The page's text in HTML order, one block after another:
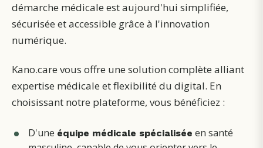
démarche médicale est aujourd'hui simplifiée,
sécurisée et accessible grâce à l'innovation
numérique.
Kano.care vous offre une solution complète alliant
expertise médicale et flexibilité du digital. En
choisissant notre plateforme, vous bénéficiez :
D'une équipe médicale spécialisée en santé